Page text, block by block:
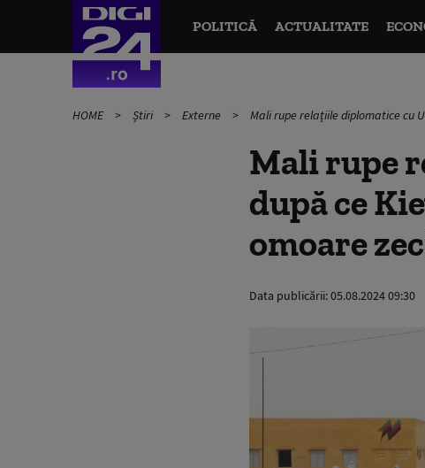
POLITICĂ ACTUALITATE
HOME Știri Externe Mali rupe relațiile diplomatice cu
Mali rupe
după ce
omoare
Data publicării:05.08.2024 09:30